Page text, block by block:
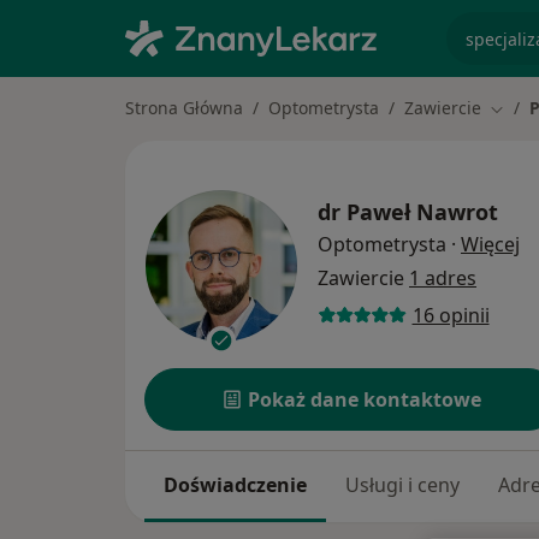
Strona Główna Optometrysta Zawiercie
dr Paweł Nawrot
Optometrysta · Więcej
Zawiercie 1 adres
16 opinii
Pokaż dane kontaktowe
Doświadczenie Usługi i ceny